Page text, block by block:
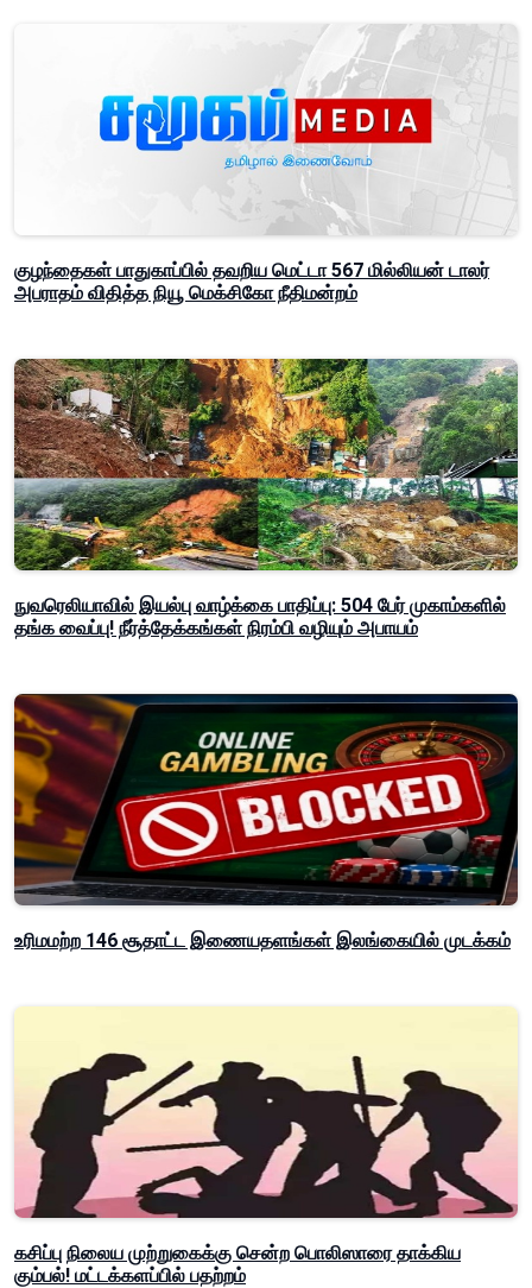
குழந்தைகள் பாதுகாப்பில் தவறிய மெட்டா 567 மில்லியன் டாலர்
அபராதம் விதித்த நியூ மெக்சிகோ நீதிமன்றம்
நுவரெலியாவில் இயல்பு வாழ்க்கை பாதிப்பு: 504 பேர் முகாம்களில்
தங்க வைப்பு! நீர்த்தேக்கங்கள் நிரம்பி வழியும் அபாயம்
உரிமமற்ற 146 சூதாட்ட இணையதளங்கள் இலங்கையில் முடக்கம்
கசிப்பு நிலைய முற்றுகைக்கு சென்ற பொலிஸாரை தாக்கிய
கும்பல்! மட்டக்களப்பில் பதற்றம்